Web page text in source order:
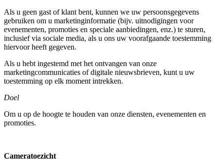
Als u geen gast of klant bent, kunnen we uw persoonsgegevens
gebruiken om u marketinginformatie (bijv. uitnodigingen voor
evenementen, promoties en speciale aanbiedingen, enz.) te sturen,
inclusief via sociale media, als u ons uw voorafgaande toestemming
hiervoor heeft gegeven.
Als u hebt ingestemd met het ontvangen van onze
marketingcommunicaties of digitale nieuwsbrieven, kunt u uw
toestemming op elk moment intrekken.
Doel
Om u op de hoogte te houden van onze diensten, evenementen en
promoties.
Cameratoezicht